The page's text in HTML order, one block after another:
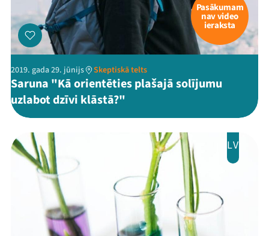
Pasākumam
nav video
ieraksta
2019. gada 29. jūnijs Skeptiskā telts
Saruna "Kā orientēties plašajā solījumu
uzlabot dzīvi klāstā?"
LV